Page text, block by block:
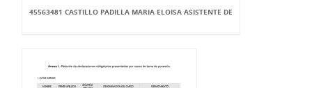
45563481 CASTILLO PADILLA MARIA ELOISA ASISTENTE DE